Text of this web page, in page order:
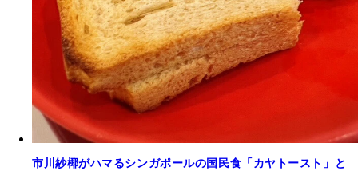
市川紗椰がハマるシンガポールの国民食「カヤトースト」と